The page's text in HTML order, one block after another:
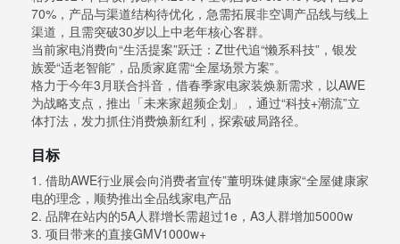
70%，产品与渠道结构待优化，急需拓展非空调产品线与线上
渠道，且需突破30岁以上中老年核心客群。
当前家电消费向“生活提案”跃迁：Z世代追“懒系科技”，银发
族爱“适老智能”，品质家庭需“全屋场景方案”。
格力于今年3月联合抖音，借春季家电家装焕新需求，以AWE
为战略支点，推出「未来家超频企划」，通过“科技+潮流”立
体打法，发力抓住消费焕新红利，探索破局路径。
目标
1. 借助AWE行业展会向消费者宣传”董明珠健康家“全屋健康家
电的理念，顺势推出全品线家电产品
2. 品牌在站内的5A人群增长需超过1e，A3人群增加5000w
3. 项目带来的直接GMV1000w+